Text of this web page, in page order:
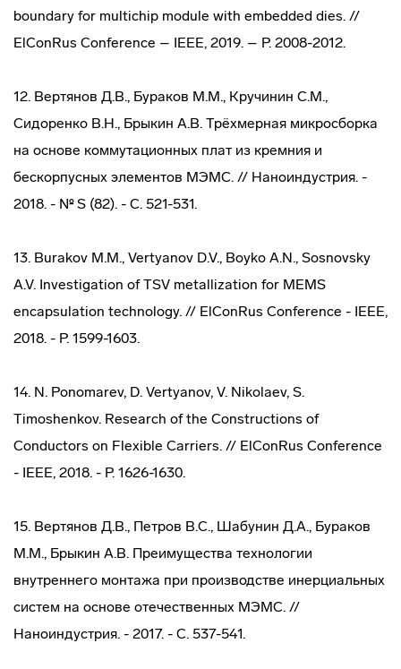
boundary for multichip module with embedded dies. //
ElConRus Conference – IEEE, 2019. – P. 2008-2012.
12. Вертянов Д.В., Бураков М.М., Кручинин С.М.,
Сидоренко В.Н., Брыкин А.В. Трёхмерная микросборка
на основе коммутационных плат из кремния и
бескорпусных элементов МЭМС. // Наноиндустрия. -
2018. - № S (82). - С. 521-531.
13. Burakov M.M., Vertyanov D.V., Boyko A.N., Sosnovsky
A.V. Investigation of TSV metallization for MEMS
encapsulation technology. // ElConRus Conference - IEEE,
2018. - P. 1599-1603.
14. N. Ponomarev, D. Vertyanov, V. Nikolaev, S.
Timoshenkov. Research of the Constructions of
Conductors on Flexible Carriers. // ElConRus Conference
- IEEE, 2018. - P. 1626-1630.
15. Вертянов Д.В., Петров В.С., Шабунин Д.А., Бураков
М.М., Брыкин А.В. Преимущества технологии
внутреннего монтажа при производстве инерциальных
систем на основе отечественных МЭМС. //
Наноиндустрия. - 2017. - С. 537-541.